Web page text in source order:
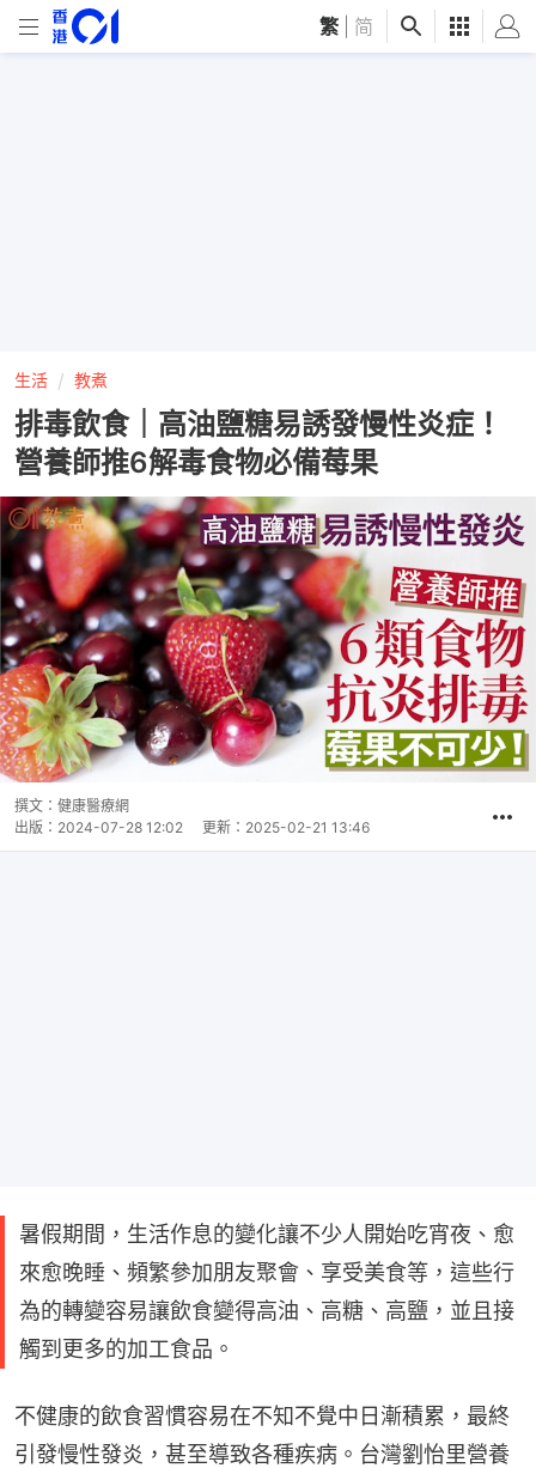
繁 简
生活 教煮
排毒飲食｜高油鹽糖易誘發慢性炎症！
營養師推6解毒食物必備莓果
撰文： 健康醫療網
出版： 2024-07-28 12:02 更新： 2025-02-21 13:46
暑假期間，生活作息的變化讓不少人開始吃宵夜、愈
來愈晚睡、頻繁參加朋友聚會、享受美食等，這些行
為的轉變容易讓飲食變得高油、高糖、高鹽，並且接
觸到更多的加工食品。
不健康的飲食習慣容易在不知不覺中日漸積累，最終
引發慢性發炎，甚至導致各種疾病。台灣劉怡里營養